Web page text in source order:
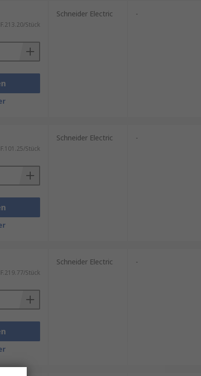
dazu bei, dass
Stück
Schneider Electric -
Stück
Schneider Electric -
Stück
Schneider Electric -